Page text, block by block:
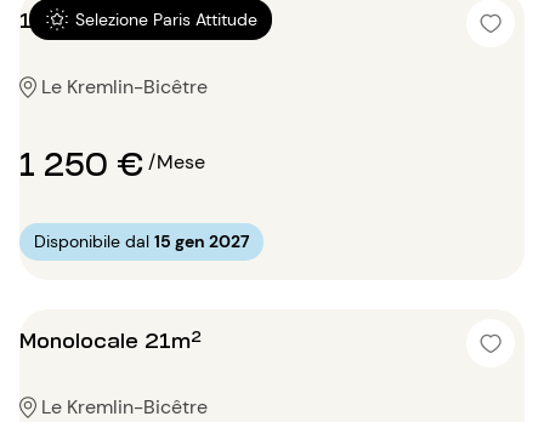
Selezione Paris Attitude
1 locale 33m²
Le Kremlin-Bicêtre
1 250 €/Mese
Disponibile dal 15 gen 2027
Monolocale 21m²
Le Kremlin-Bicêtre